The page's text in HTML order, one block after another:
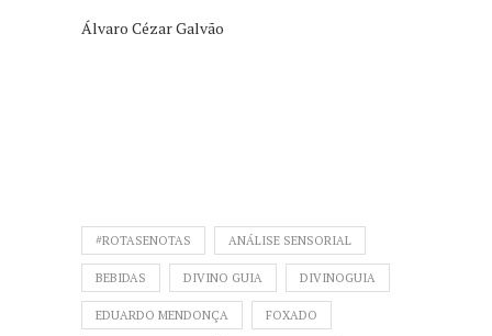
Álvaro Cézar Galvão
#ROTASENOTAS ANÁLISE SENSORIAL
BEBIDAS DIVINO GUIA DIVINOGUIA
EDUARDO MENDONÇA FOXADO